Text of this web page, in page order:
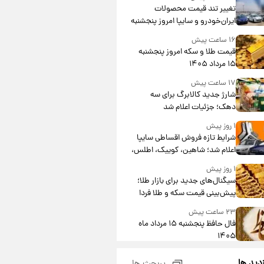
تغییر تند قیمت محصولات
ایران‌خودرو و سایپا امروز پنجشنبه
۱۵ مرداد ۱۴۰۵ +جدول
۱۶ ساعت پیش
قیمت طلا و سکه امروز پنجشنبه
۱۵ مرداد ۱۴۰۵
۱۷ ساعت پیش
شارژ جدید کالابرگ برای سه
دهک؛ جزئیات اعلام شد
۱ روز پیش
شرایط تازه فروش اقساطی سایپا
اعلام شد؛ شاهین، کوییک، اطلس،
سهند و ساینا با اقساط بلندمدت +
جدول۱ روز پیش
سیگنال‌های جدید برای بازار طلا؛
پیش‌بینی قیمت سکه و طلا فردا
۲۳ ساعت پیش
فال حافظ پنجشنبه ۱۵ مرداد ماه
۱۴۰۵